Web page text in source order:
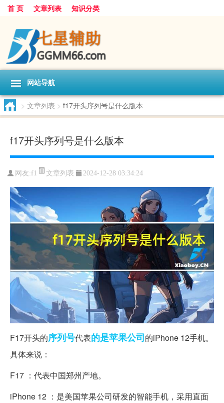
首 页 文章列表 知识分类
网站导航
> 文章列表 > f17开头序列号是什么版本
f17开头序列号是什么版本
网友:f1 文章列表 2024-12-28 03:34:24
F17开头的序列号代表的是苹果公司的iPhone 12手机。
具体来说：
F17 ：代表中国郑州产地。
iPhone 12 ：是美国苹果公司研发的智能手机，采用直面